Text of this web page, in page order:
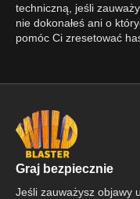
techniczną, jeśli
nie dokonałeś ani o
pomóc Ci zresetować
Graj bezpiecznie
Jeśli zauważysz objawy